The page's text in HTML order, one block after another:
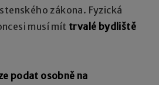
zákona. Fyzická
musí mít trvalé bydliště
podat osobně na